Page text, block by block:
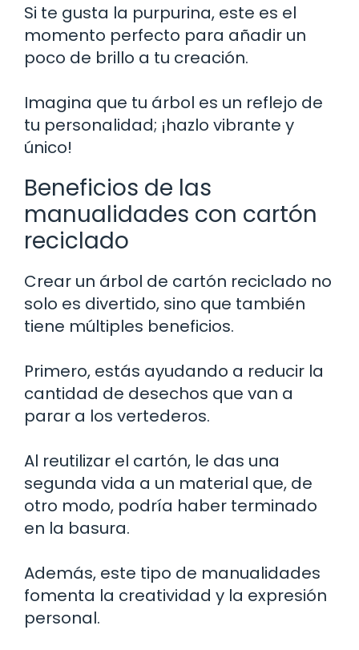
Si te gusta la purpurina, este es el
momento perfecto para añadir un
poco de brillo a tu creación.
Imagina que tu árbol es un reflejo de
tu personalidad; ¡hazlo vibrante y
único!
Beneficios de las
manualidades con cartón
reciclado
Crear un árbol de cartón reciclado no
solo es divertido, sino que también
tiene múltiples beneficios.
Primero, estás ayudando a reducir la
cantidad de desechos que van a
parar a los vertederos.
Al reutilizar el cartón, le das una
segunda vida a un material que, de
otro modo, podría haber terminado
en la basura.
Además, este tipo de manualidades
fomenta la creatividad y la expresión
personal.